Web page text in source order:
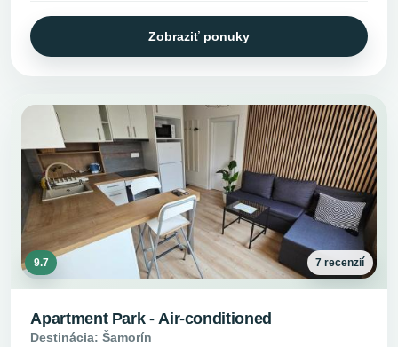
Zobraziť ponuky
9.7 7 recenzií
Apartment Park - Air-conditioned
Destinácia: Šamorín